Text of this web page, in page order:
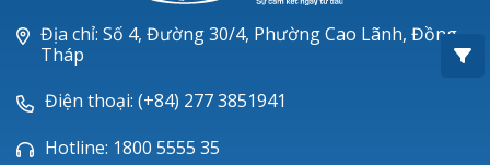
Piperacillin
Ticarlinat®
Zobacta®
Bacsulfo®
Địa chỉ: Số 4, Đường 30/4, Phường Cao Lãnh, Đồng
Tháp
Điện thoại: (+84) 277 3851941
Hotline: 1800 5555 35